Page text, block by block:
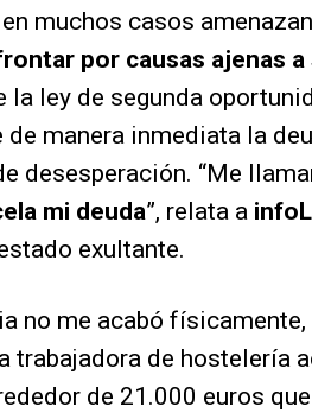
muchos casos
por causas ajenas a
la ley de segunda
de manera inmediata la
desesperación. “Me
mi deuda”, relata a
exultante.
no me acabó
trabajadora de hostelería
de 21.000 euros